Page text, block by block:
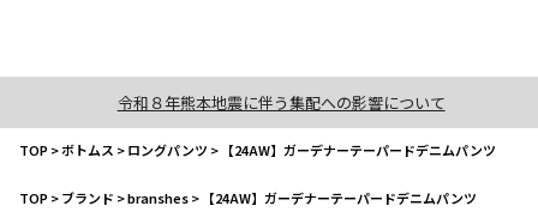
令和８年熊本地震に伴う集配への影響について
TOP>ボトムス >ロングパンツ > 【24AW】ガーデナーテーパードデニムパンツ
TOP>ブランド >branshes> 【24AW】ガーデナーテーパードデニムパンツ